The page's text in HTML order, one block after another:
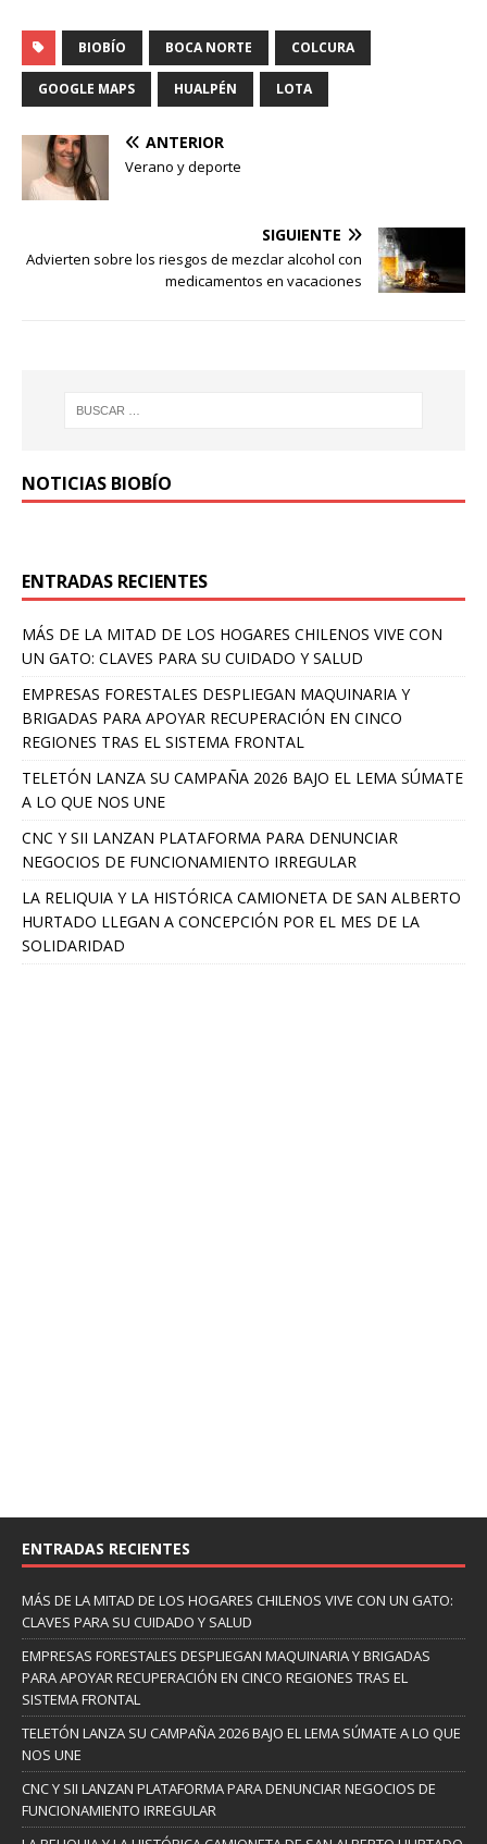
BIOBÍO BOCA NORTE COLCURA
GOOGLE MAPS HUALPÉN LOTA
ANTERIOR
Verano y deporte
SIGUIENTE
Advierten sobre los riesgos de mezclar alcohol con
medicamentos en vacaciones
NOTICIAS BIOBÍO
ENTRADAS RECIENTES
MÁS DE LA MITAD DE LOS HOGARES CHILENOS VIVE CON
UN GATO: CLAVES PARA SU CUIDADO Y SALUD
EMPRESAS FORESTALES DESPLIEGAN MAQUINARIA Y
BRIGADAS PARA APOYAR RECUPERACIÓN EN CINCO
REGIONES TRAS EL SISTEMA FRONTAL
TELETÓN LANZA SU CAMPAÑA 2026 BAJO EL LEMA SÚMATE
A LO QUE NOS UNE
CNC Y SII LANZAN PLATAFORMA PARA DENUNCIAR
NEGOCIOS DE FUNCIONAMIENTO IRREGULAR
LA RELIQUIA Y LA HISTÓRICA CAMIONETA DE SAN ALBERTO
HURTADO LLEGAN A CONCEPCIÓN POR EL MES DE LA
SOLIDARIDAD
ENTRADAS RECIENTES
MÁS DE LA MITAD DE LOS HOGARES CHILENOS VIVE CON UN GATO:
CLAVES PARA SU CUIDADO Y SALUD
EMPRESAS FORESTALES DESPLIEGAN MAQUINARIA Y BRIGADAS
PARA APOYAR RECUPERACIÓN EN CINCO REGIONES TRAS EL
SISTEMA FRONTAL
TELETÓN LANZA SU CAMPAÑA 2026 BAJO EL LEMA SÚMATE A LO QUE
NOS UNE
CNC Y SII LANZAN PLATAFORMA PARA DENUNCIAR NEGOCIOS DE
FUNCIONAMIENTO IRREGULAR